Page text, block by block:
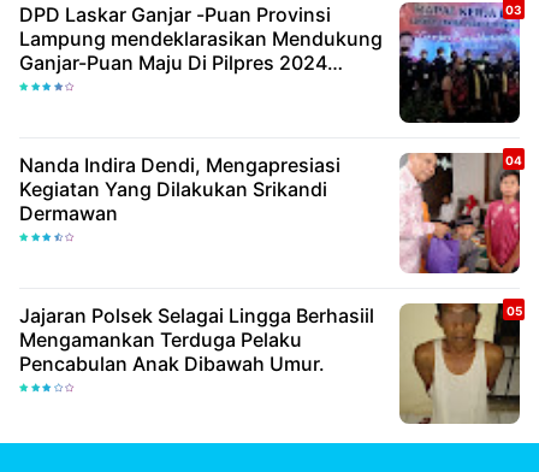
DPD Laskar Ganjar -Puan Provinsi
Lampung mendeklarasikan Mendukung
Ganjar-Puan Maju Di Pilpres 2024
Mendatang
Nanda Indira Dendi, Mengapresiasi
Kegiatan Yang Dilakukan Srikandi
Dermawan
Jajaran Polsek Selagai Lingga Berhasiil
Mengamankan Terduga Pelaku
Pencabulan Anak Dibawah Umur.